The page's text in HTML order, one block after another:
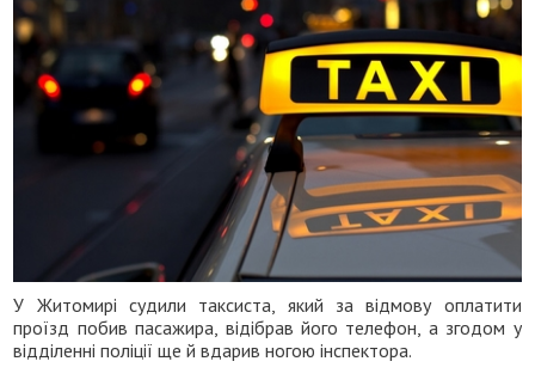
У Житомирі судили таксиста, який за відмову оплатити
проїзд побив пасажира, відібрав його телефон, а згодом у
відділенні поліції ще й вдарив ногою інспектора.